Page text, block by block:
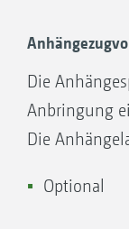
Die
Anbringung
Die
Optional